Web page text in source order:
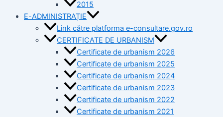
2015
E-ADMINISTRAȚIE
Link către platforma e-consultare.gov.ro
CERTIFICATE DE URBANISM
Certificate de urbanism 2026
Certificate de urbanism 2025
Certificate de urbanism 2024
Certificate de urbanism 2023
Certificate de urbanism 2022
Certificate de urbanism 2021